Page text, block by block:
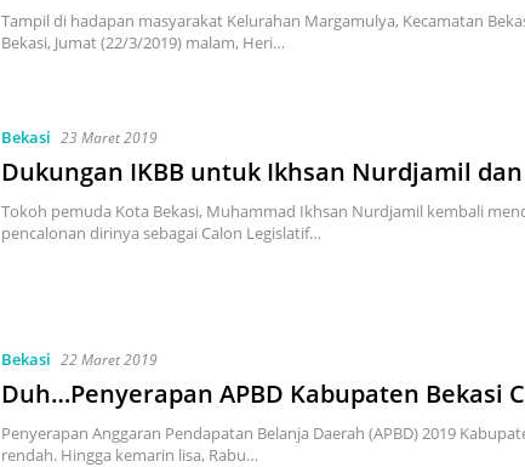
Tampil di hadapan masyarakat Kelurahan Margamulya, Kecamatan
Bekasi, Jumat (22/3/2019) malam, Heri…
Bekasi 23 Maret 2019
Dukungan IKBB untuk Ikhsan Nurdjamil
Tokoh pemuda Kota Bekasi, Muhammad Ikhsan Nurdjamil kembali
pencalonan dirinya sebagai Calon Legislatif…
Bekasi 22 Maret 2019
Duh…Penyerapan APBD Kabupaten Bekasi
Penyerapan Anggaran Pendapatan Belanja Daerah (APBD) 2019
rendah. Hingga kemarin lisa, Rabu…